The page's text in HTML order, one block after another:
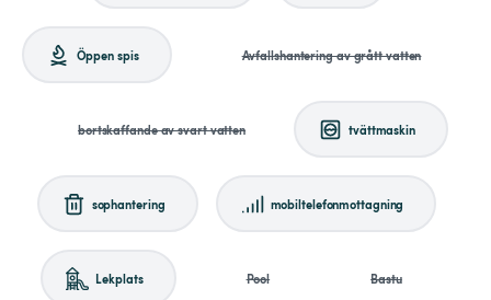
Öppen spis Avfallshantering av grått vatten
bortskaffande av svart vatten tvättmaskin
sophantering mobiltelefonmottagning
Lekplats Pool Bastu